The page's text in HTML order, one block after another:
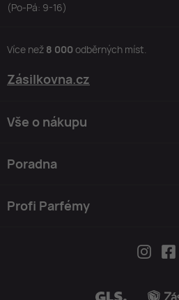
(Po-Pá: 9-16)
Více než 8 000 odběrných míst.
Zásilkovna.cz
Vše o nákupu
Poradna
Profi Parfémy